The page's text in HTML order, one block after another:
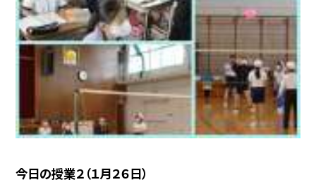
今日の授業２（１月２６日）